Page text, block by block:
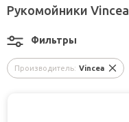
Рукомойники Vincea
Производитель: Vincea
Фильтры